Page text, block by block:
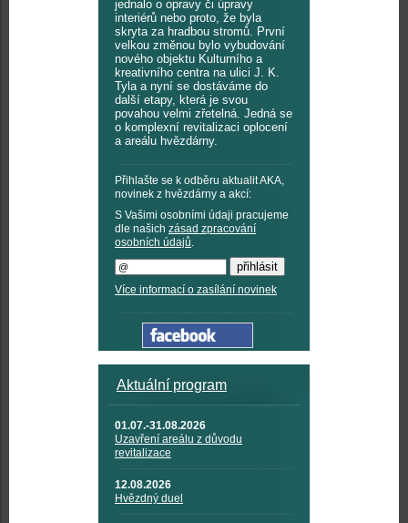
jednalo o opravy či úpravy
interiérů nebo proto, že byla
skryta za hradbou stromů. První
velkou změnou bylo vybudování
nového objektu Kulturního a
kreativního centra na ulici J. K.
Tyla a nyní se dostáváme do
další etapy, která je svou
povahou velmi zřetelná. Jedná se
o komplexní revitalizaci oplocení
a areálu hvězdárny.
Přihlašte se k odběru aktualit AKA,
novinek z hvězdárny a akcí:
S Vašimi osobními údaji pracujeme
dle našich zásad zpracování
osobních údajů.
Více informací o zasílání novinek
Aktuální program
01.07.-31.08.2026
Uzavření areálu z důvodu
revitalizace
12.08.2026
Hvězdný duel